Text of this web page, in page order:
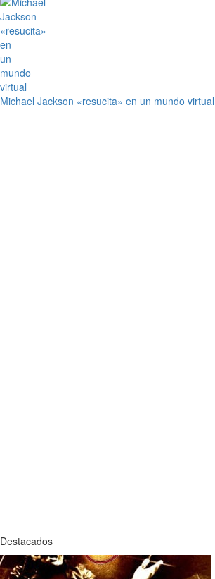
Michael Jackson «resucita» en un mundo virtual
Destacados